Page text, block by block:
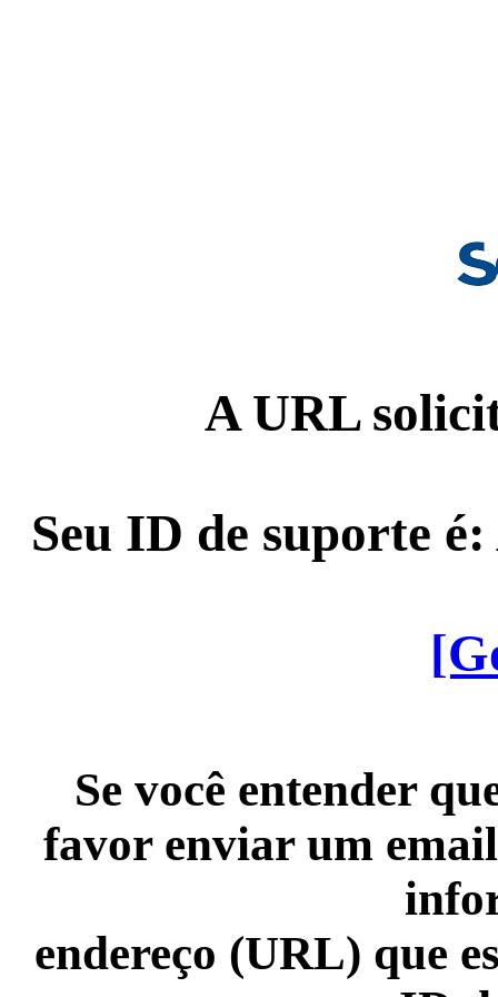
A URL
Seu ID de suporte
Se você entender
favor enviar um
endereço (URL) que